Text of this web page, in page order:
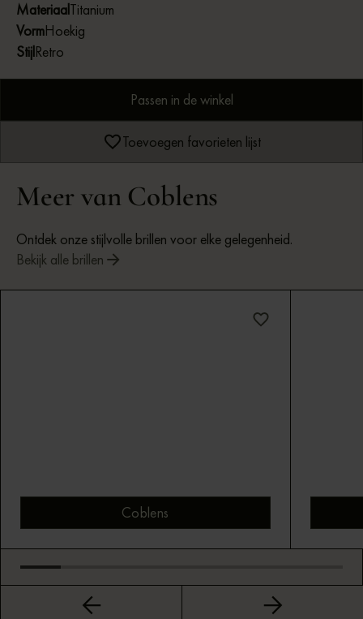
MateriaalTitanium
VormHoekig
StijlRetro
Passen in de winkel
Toevoegen favorieten lijst
Meer van Coblens
Ontdek onze stijlvolle brillen voor elke gelegenheid.
Bekijk alle brillen
Coblens
Bekijk montuur